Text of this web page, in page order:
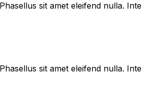
sit amet eleifend nulla.
sit amet eleifend nulla.